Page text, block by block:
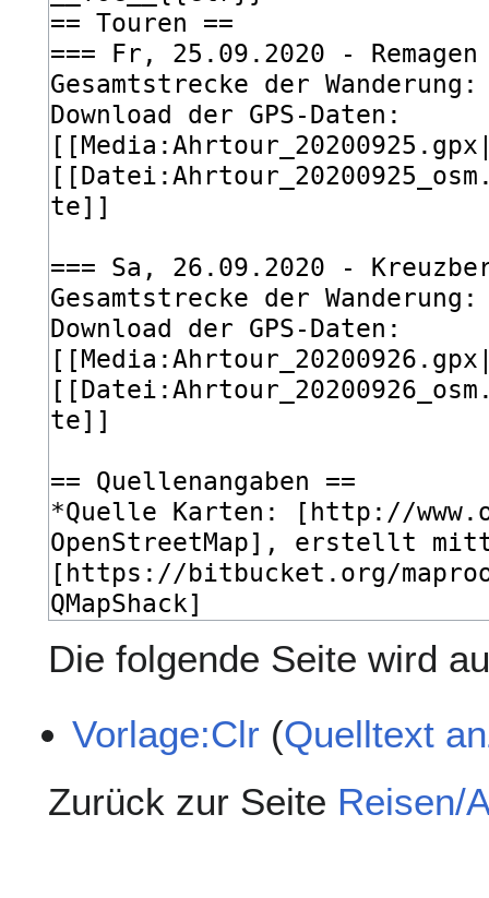
Die folgende Seite wird
Vorlage:Clr (Quelltext
Zurück zur Seite Reisen/